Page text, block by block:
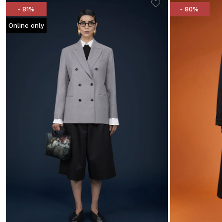
- 81%
Online only
- 80%